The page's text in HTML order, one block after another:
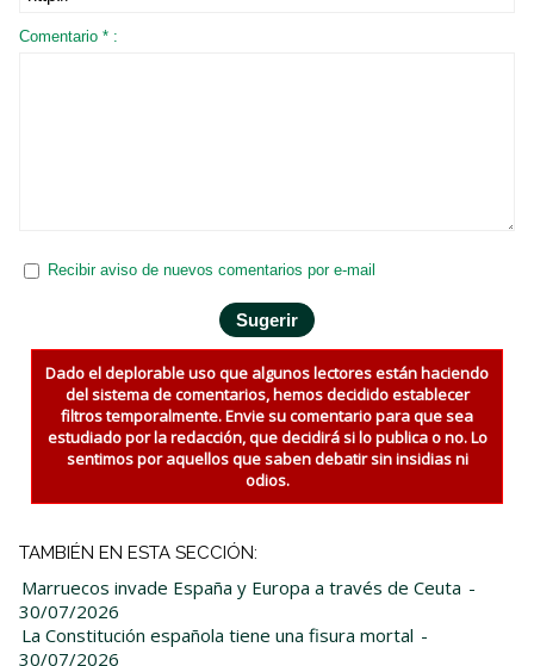
Comentario * :
Recibir aviso de nuevos comentarios por e-mail
Dado el deplorable uso que algunos lectores están haciendo
del sistema de comentarios, hemos decidido establecer
filtros temporalmente. Envie su comentario para que sea
estudiado por la redacción, que decidirá si lo publica o no. Lo
sentimos por aquellos que saben debatir sin insidias ni
odios.
TAMBIÉN EN ESTA SECCIÓN:
Marruecos invade España y Europa a través de Ceuta -
30/07/2026
La Constitución española tiene una fisura mortal -
30/07/2026